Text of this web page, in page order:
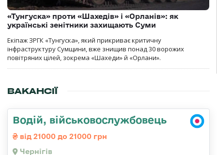
«Тунгуска» проти «Шахедів» і «Орланів»: як
українські зенітники захищають Суми
Екіпаж ЗРГК «Тунгуска», який прикриває критичну
інфраструктуру Сумщини, вже знищив понад 30 ворожих
повітряних цілей, зокрема «Шахеди» й «Орлани».
ВАКАНСІЇ
Водій, військовослужбовець
від 21000 до 21000 грн
Чернігів